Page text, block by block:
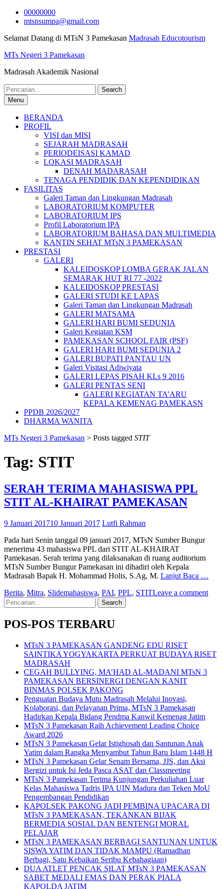
Skip
00000000
mtsnsumpa@gmail.com
Selamat Datang di MTsN 3 Pamekasan Madrasah Educotourism
MTs Negeri 3 Pamekasan
Madrasah Akademik Nasional
Search
for:Menu
BERANDA
PROFIL
VISI dan MISI
SEJARAH MADRASAH
PERIODEISASI KAMAD
LOKASI MADRASAH
DENAH MADARASAH
TENAGA PENDIDIK DAN KEPENDIDIKAN
FASILITAS
Galeri Taman dan Lingkungan Madrasah
LABORATORIUM KOMPUTER
LABORATORIUM IPS
Profil Laboratorium IPA
LABORATORIUM BAHASA DAN MULTIMEDIA
KANTIN SEHAT MTsN 3 PAMEKASAN
PRESTASI
GALERI
KALEIDOSKOP LOMBA GERAK JALAN
SEMARAK HUT RI 77 -2022
KALEIDOSKOP PRESTASI
GALERI STUDI KE LAPAS
Galeri Taman dan Lingkungan Madrasah
GALERI MATSAMA
GALERI HARI BUMI SEDUNIA
Galeri Kegiatan KSM
PAMEKASAN SCHOOL FAIR (PSF)
GALERI HARI BUMI SEDUNIA 2
GALERI BUPATI PANTAU UN
Galeri Visitasi Adiwiyata
GALERI LEPAS PISAH KLs 9 2016
GALERI PENTAS SENI
GALERI KEGIATAN TA’ARU
KEPALA KEMENAG PAMEKASN
PPDB 2026/2027
DHARMA WANITA
MTs Negeri 3 Pamekasan > Posts tagged STIT
Tag: STIT
SERAH TERIMA MAHASISWA PPL
STIT AL-KHAIRAT PAMEKASAN
9 Januari 201710 Januari 2017 Lutfi Rahman
Pada hari Senin tanggal 09 januari 2017, MTsN Sumber Bungur
menerima 43 mahasiswa PPL dari STIT AL-KHAIRAT
Pamekasan. Serah terima yang dilaksanakan di ruang auditorium
MTsN Sumber Bungur Pamekasan ini dihadiri oleh Kepala
Madrasah Bapak H. Mohammad Holis, S.Ag, M. Lanjut Baca …
Berita, Mitra, Slidemahasiswa, PAI, PPL, STITLeave a comment
Search
for:
POS-POS TERBARU
MTsN 3 PAMEKASAN GANDENG EDU RISET
SAINTIKA YOGYAKARTA PERKUAT BUDAYA RISET
MADRASAH
CEGAH BULLYING, MA’HAD AL-MADANI MTsN 3
PAMEKASAN BERSINERGI DENGAN KANIT
BINMAS POLSEK PAKONG
Penguatan Budaya Mutu Madrasah Melalui Inovasi,
Kolaborasi, dan Pelayanan Prima, MTsN 3 Pamekasan
Hadirkan Kepala Bidang Pendma Kanwil Kemenag Jatim
MTsN 3 Pamekasan Raih Achievement Leading Choice
Award 2026
MTsN 3 Pamekasan Gelar Istighosah dan Santunan Anak
Yatim dalam Rangka Menyambut Tahun Baru Islam 1448 H
MTsN 3 Pamekasan Gelar Senam Bersama, JJS, dan Aksi
Bergizi untuk Isi Jeda Pasca ASAT dan Classmeeting
MTsN 3 Pamekasan Terima Kunjungan Perkuliahan Luar
Kelas Mahasiswa Tadris IPA UIN Madura dan Teken MoU
Pengembangan Pendidikan
KAPOLSEK PAKONG JADI PEMBINA UPACARA DI
MTsN 3 PAMEKASAN, TEKANKAN BIJAK
BERMEDIA SOSIAL DAN BENTENGI MORAL
PELAJAR
MTsN 3 PAMEKASAN BERBAGI SANTUNAN UNTUK
SISWA YATIM DAN TIDAK MAMPU (Ramadhan
Berbagi, Satu Kebaikan Seribu Kebahagiaan)
DUA ATLET PENCAK SILAT MTsN 3 PAMEKASAN
SABET MEDALI EMAS DAN PERAK PIALA
KAPOLDA JATIM